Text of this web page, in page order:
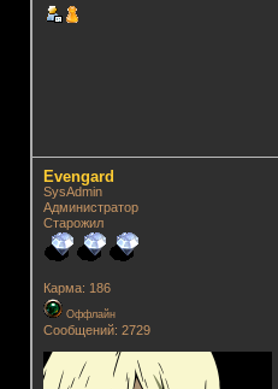
Evengard
SysAdmin
Администратор
Старожил
Карма: 186
Оффлайн
Сообщений: 2729